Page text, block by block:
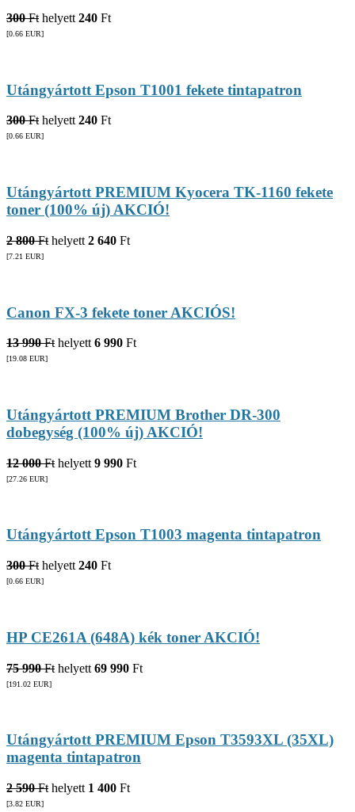
300 Ft helyett 240 Ft
[0.66 EUR]
Utángyártott Epson T1001 fekete tintapatron
300 Fthelyett240 Ft
[0.66 EUR]
Utángyártott PREMIUM Kyocera TK-1160 fekete
toner (100% új) AKCIÓ!
2 800 Ft helyett 2 640 Ft
[7.21 EUR]
Canon FX-3 fekete toner AKCIÓS!
13 990 Ft helyett 6 990 Ft
[19.08 EUR]
Utángyártott PREMIUM Brother DR-300
dobegység (100% új) AKCIÓ!
12 000 Ft helyett 9 990 Ft
[27.26 EUR]
Utángyártott Epson T1003 magenta tintapatron
300 Ft helyett 240 Ft
[0.66 EUR]
HP CE261A (648A) kék toner AKCIÓ!
75 990 Ft helyett 69 990 Ft
[191.02 EUR]
Utángyártott PREMIUM Epson T3593XL (35XL)
magenta tintapatron
2 590 Ft helyett 1 400 Ft
[3.82 EUR]